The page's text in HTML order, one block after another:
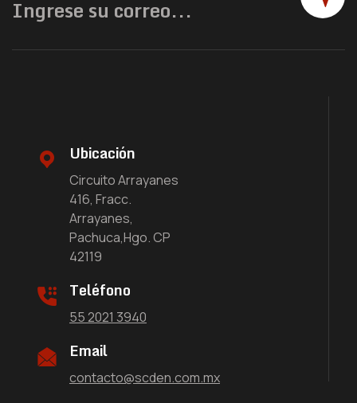
Ubicación
Circuito Arrayanes
416, Fracc.
Arrayanes,
Pachuca,Hgo. CP
42119
Teléfono
55 2021 3940
Email
contacto@scden.com.mx